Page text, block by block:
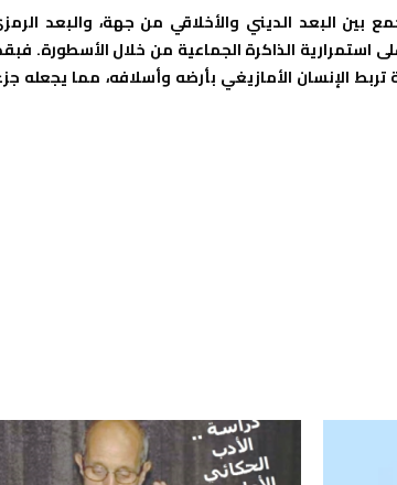
البعد الديني والأخلاقي من جهة، والبعد
الذاكرة الجماعية من خلال الأسطورة.
الإنسان الأمازيغي بأرضه وأسلافه، مما يجعله